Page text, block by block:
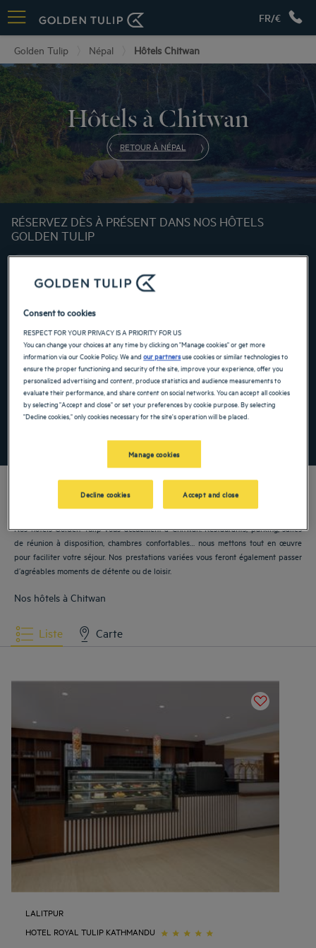
FR/€
Golden Tulip Népal Hôtels Chitwan
Hôtels à Chitwan
RETOUR À NÉPAL
RÉSERVEZ DÈS À PRÉSENT DANS NOS HÔTELS
GOLDEN TULIP
Navigate forward to interact with the calendar and select a date. Press the
Navigate backward to interact with the
Ajouter un code
Nos hôtels Golden Tulip vous accueillent àChitwan. Restaurants, parking, salles
de réunion à disposition, chambres confortables… nous mettons tout en œuvre
pour faciliter votre séjour. Nos prestations variées vous feront également passer
d’agréables moments de détente ou de loisir.
Nos hôtels à Chitwan
Liste Carte
LALITPUR
HOTEL ROYAL TULIP KATHMANDU
Consent to cookies
RESPECT FOR YOUR PRIVACY IS A PRIORITY FOR US
You can change your choices at any time by clicking on "Manage cookies" or get more
information via our Cookie Policy. We andour partnersuse cookies or similar technologies to
ensure the proper functioning and security of the site, improve your experience, offer you
personalized advertising and content, produce statistics and audience measurements to
evaluate their performance, and share content on social networks. You can accept all cookies
by selecting "Accept and close" or set your preferences by cookie purpose. By selecting
"Decline cookies," only cookies necessary for the site's operation will be placed.
Manage cookies
Decline cookies Accept and close